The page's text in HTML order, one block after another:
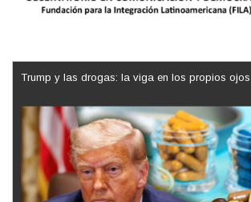
Trump y las drogas: la viga en los propios ojos